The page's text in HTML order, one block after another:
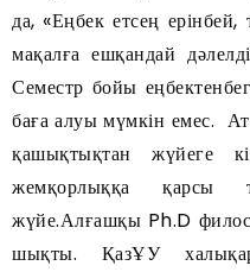
да, «Еңбек етсең
мақалға ешқандай
Семестр бойы
баға алуы мүмкін емес.
қашықтықтан жүйеге
жемқорлыққа қарсы
жүйе.Алғашқы Ph.D
шықты. ҚазҰУ